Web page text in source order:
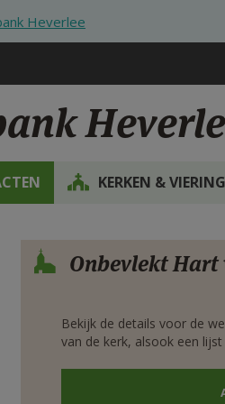
Heverlee
KERKEN &
VerbergenOnbevlekt
Bekijk de details voor de
van de kerk, alsook een